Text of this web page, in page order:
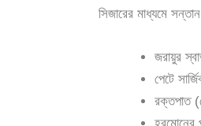
সিজারের মাধ্যমে
জরায়ুর
পেটে
রক্তপাত